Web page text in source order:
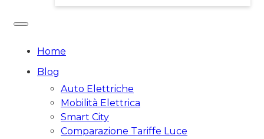
Home
Blog
Auto Elettriche
Mobilità Elettrica
Smart City
Comparazione Tariffe Luce